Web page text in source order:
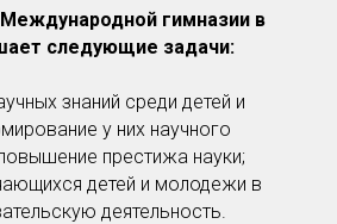
гимназии в
следующие задачи:
знаний среди детей и
у них научного
престижа науки;
детей и молодежи в
деятельность.